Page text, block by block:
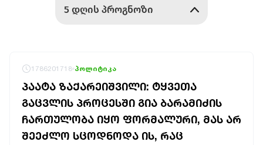
1786201718 პოლიტიკა
ᲞᲐᲐᲢᲐ ᲖᲐᲥᲐᲠᲔᲘᲨᲕᲘᲚᲘ: ᲢᲧᲕᲔᲗᲐ
ᲒᲐᲪᲕᲚᲘᲡ ᲞᲠᲝᲪᲔᲡᲨᲘ ᲒᲘᲐ ᲑᲐᲠᲐᲛᲘᲫᲘᲡ
ᲩᲐᲠᲗᲣᲚᲝᲑᲐ ᲘᲧᲝ ᲤᲝᲠᲛᲐᲚᲣᲠᲘ, ᲛᲐᲡ ᲐᲠ
ᲨᲔᲔᲫᲚᲝ ᲡᲪᲝᲓᲜᲝᲓᲐ ᲘᲡ, ᲠᲐᲪ